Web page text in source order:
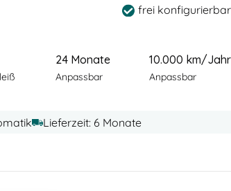
frei konfigurierbar
24 Monate
Anpassbar
10.000 km/Jahr
Anpassbar
Lieferzeit: 6 Monate